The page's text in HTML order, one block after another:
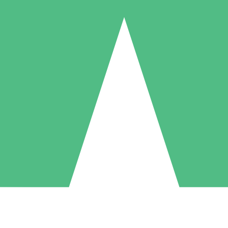
Individuele Creditpakketten
per gebruik met downloadtegoeden. Geen maandelijkse verplichting
5 Downloaden
US$